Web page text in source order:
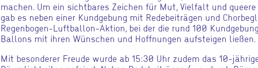
machen. Um ein sichtbares Zeichen für Mut, Vielfalt und
gab es neben einer Kundgebung mit Redebeiträgen und
Regenbogen-Luftballon-Aktion, bei der die rund 100
Ballons mit ihren Wünschen und Hoffnungen aufsteigen ließen.
Mit besonderer Freude wurde ab 15:30 Uhr zudem das 10-